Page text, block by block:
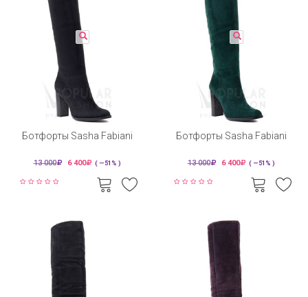
Ботфорты Sasha Fabiani
13 000 6 400 ( —51% )
Ботфорты Sasha Fabiani
13 000 6 400 ( —51% )